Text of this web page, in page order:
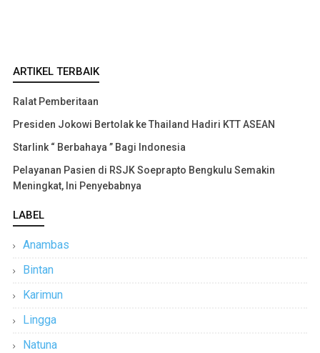
ARTIKEL TERBAIK
Ralat Pemberitaan
Presiden Jokowi Bertolak ke Thailand Hadiri KTT ASEAN
Starlink “ Berbahaya ” Bagi Indonesia
Pelayanan Pasien di RSJK Soeprapto Bengkulu Semakin
Meningkat, Ini Penyebabnya
LABEL
Anambas
Bintan
Karimun
Lingga
Natuna